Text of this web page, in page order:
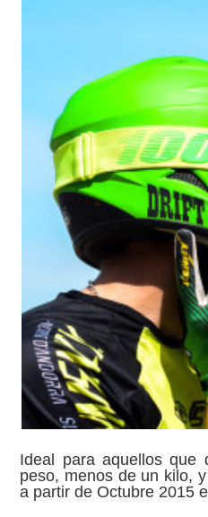
Ideal para aquellos que
peso, menos de un kilo,
a partir de Octubre 2015